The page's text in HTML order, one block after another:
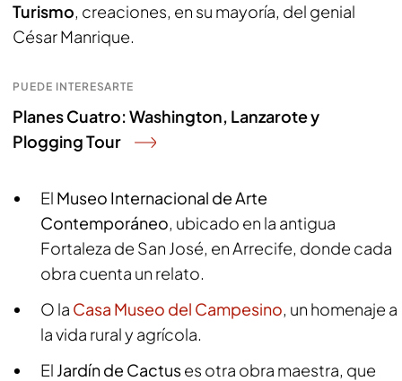
Turismo, creaciones, en su mayoría, del genial
César Manrique.
PUEDE INTERESARTE
Planes Cuatro: Washington, Lanzarote y
Plogging Tour
El Museo Internacional de Arte
Contemporáneo, ubicado en la antigua
Fortaleza de San José, en Arrecife, donde cada
obra cuenta un relato.
O la Casa Museo del Campesino, un homenaje a
la vida rural y agrícola.
El Jardín de Cactuses otra obra maestra, que